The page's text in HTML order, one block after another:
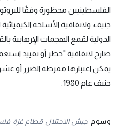
الفلسطينيين محظورة وفقًا
صارخ لاتفاقية "حظر أو تقييد
يمكن اعتبارها مفرطة الضرر أو
جنيف عام 1980.
وسوم :جيش الاحتلال قطاع غزة